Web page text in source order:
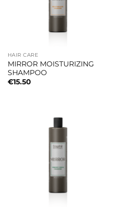
HAIR CARE
MIRROR MOISTURIZING
SHAMPOO
€15.50